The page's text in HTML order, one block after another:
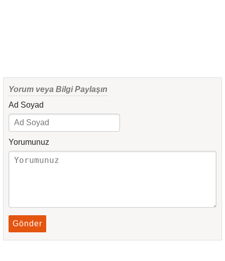
Yorum veya Bilgi Paylaşın
Ad Soyad
Yorumunuz
Gönder